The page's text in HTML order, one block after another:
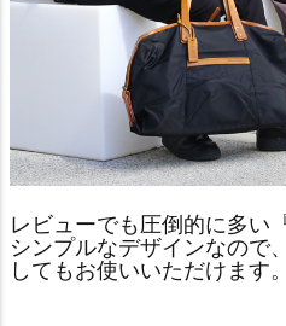
レビューでも圧倒的に多い
シンプルなデザインなので
してもお使いいただけます。